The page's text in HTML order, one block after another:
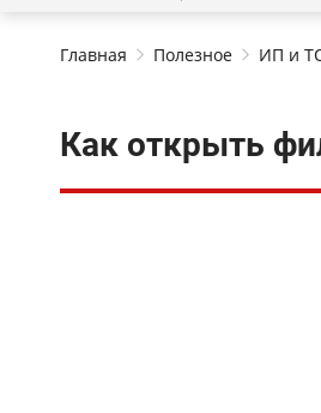
Главная Полезное ИП и
Как открыть